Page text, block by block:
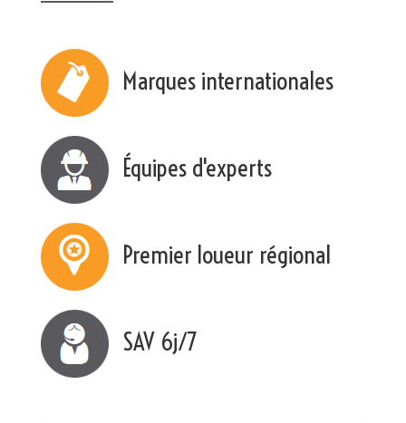
Marques internationales
Équipes d'experts
Premier loueur régional
SAV 6j/7